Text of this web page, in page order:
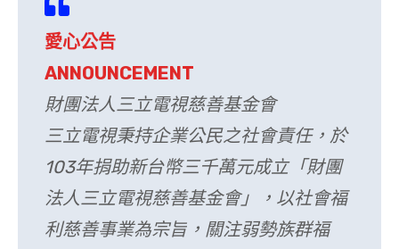
愛心公告
ANNOUNCEMENT
財團法人三立電視慈善基金會
三立電視秉持企業公民之社會責任，於
103年捐助新台幣三千萬元成立「財團
法人三立電視慈善基金會」，以社會福
利慈善事業為宗旨，關注弱勢族群福